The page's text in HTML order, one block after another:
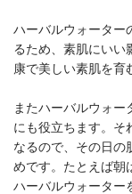
ハーバルウォーター
るため、素肌にいい
康で美しい素肌を育
またハーバルウォ
にも役立ちます。そ
なるので、その日の
めです。たとえば朝
ハーバルウォーター